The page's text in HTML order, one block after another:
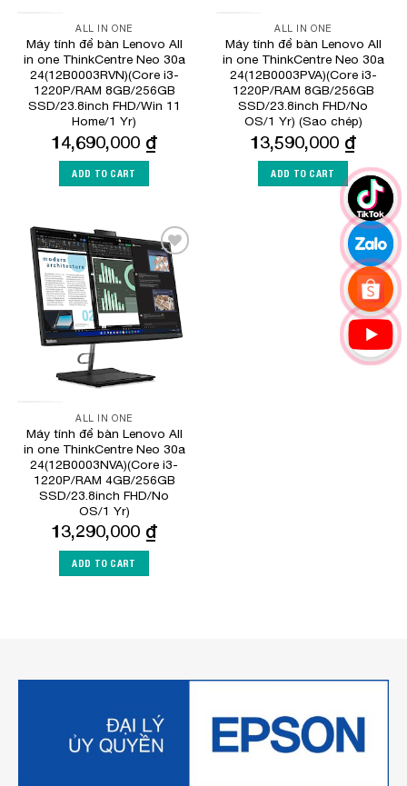
ALL IN ONE
Máy tính để bàn Lenovo All
in one ThinkCentre Neo 30a
24(12B0003RVN)(Core i3-
1220P/RAM 8GB/256GB
SSD/23.8inch FHD/Win 11
Home/1 Yr)
14,690,000 ₫
ADD TO CART
ALL IN ONE
Máy tính để bàn Lenovo All
in one ThinkCentre Neo 30a
24(12B0003PVA)(Core i3-
1220P/RAM 8GB/256GB
SSD/23.8inch FHD/No
OS/1 Yr) (Sao chép)
13,590,000 ₫
ADD TO CART
Add to
Wishlist
ALL IN ONE
Máy tính để bàn Lenovo All
in one ThinkCentre Neo 30a
24(12B0003NVA)(Core i3-
1220P/RAM 4GB/256GB
SSD/23.8inch FHD/No
OS/1 Yr)
13,290,000 ₫
ADD TO CART